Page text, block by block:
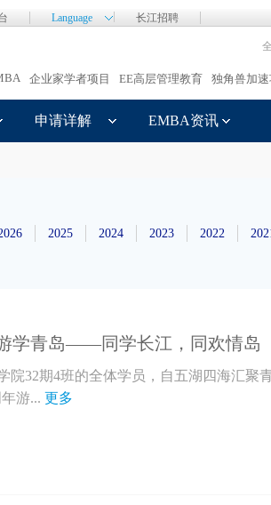
Language 长江招聘
企业家学者项目 EE高层管理教育 独角兽加
申请详解 EMBA资讯
2022
2023
2024
2025
学青岛——同学长江，同欢情岛
院32期4班的全体学员，自五湖四海汇聚
游... 更多